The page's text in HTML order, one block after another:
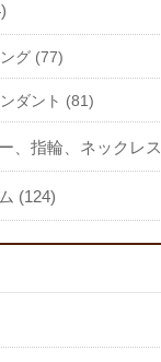
グ (77)
ダント (81)
、指輪、ネックレ
(124)